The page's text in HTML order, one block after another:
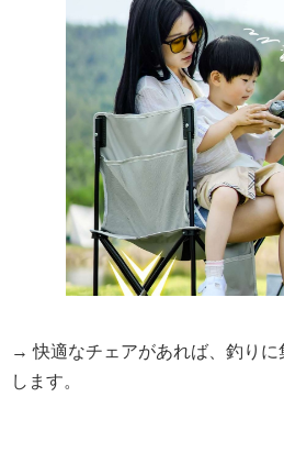
→ 快適なチェアがあれば、釣り
します。